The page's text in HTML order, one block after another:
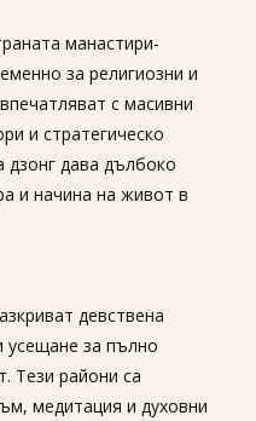
манастири-
за религиозни и
с масивни
и стратегическо
дава дълбоко
и начина на живот в
девствена
усещане за пълно
Тези райони са
медитация и духовни